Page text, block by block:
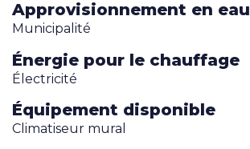
Approvisionnement en eau
Municipalité
Énergie pour le chauffage
Électricité
Équipement disponible
Climatiseur mural